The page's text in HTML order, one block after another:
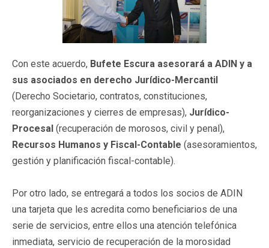
Con este acuerdo, Bufete Escura asesorará a ADIN y a
sus asociados en derecho Jurídico-Mercantil
(Derecho Societario, contratos, constituciones,
reorganizaciones y cierres de empresas), Jurídico-
Procesal (recuperación de morosos, civil y penal),
Recursos Humanos y Fiscal-Contable (asesoramientos,
gestión y planificación fiscal-contable).
Por otro lado, se entregará a todos los socios de ADIN
una tarjeta que les acredita como beneficiarios de una
serie de servicios, entre ellos una atención telefónica
inmediata, servicio de recuperación de la morosidad